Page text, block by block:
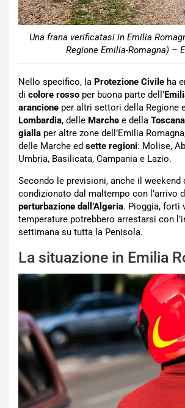
Una frana verificatasi in Emilia
Regione Emilia-Romagna) –
Nello specifico, la Protezione Civile ha
di colore rosso per buona parte dell’
arancione per altri settori della Regione
Lombardia, delle Marche e della Toscana
gialla per altre zone dell’Emilia
delle Marche ed sette regioni: Molise,
Umbria, Basilicata, Campania e Lazio.
Secondo le previsioni, anche il weekend
condizionato dal maltempo con l’arrivo
perturbazione dall’Algeria. Pioggia, forti
temperature potrebbero arrestarsi con
settimana su tutta la Penisola.
La situazione in Emilia